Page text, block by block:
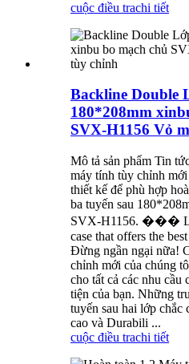
cuộc điều trachi tiết
Backline Double
180*208mm
SVX-H1156 Vỏ
Mô tả sản phẩm Tin
máy tính tùy chỉnh
thiết kế để phù hợp
ba tuyến sau
SVX-H1156. ���
case that offers the
Đừng ngần ngại nữa!
chỉnh mới của chúng
cho tất cả các nhu cầu
tiện của bạn. Những
tuyến sau hai lớp chắc
cao và Durabili ...
cuộc điều trachi tiết